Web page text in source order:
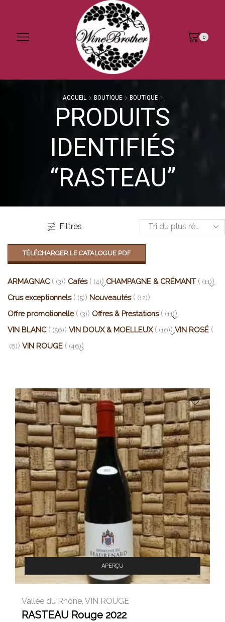
0
ACCUEIL BOUTIQUE BOUTIQUE
PRODUITS
IDENTIFIÉS
“RASTEAU”
Filtres
TÉLÉCHARGER LE CATALOGUE PDF
ARMAGNAC (3) Cafés (4) CHAMPAGNE & CRÉMANT (11)
Crus exceptionnels (5) Nouveautés (12)
Offre promotionelle (3) Offres & Prestations (11)
VIN BLANC (56) VIN DOUX & MOELLEUX (16) VIN ROSÉ
(8) VIN ROUGE (46)
APERÇU
Vallée du Rhône, VIN ROUGE
RASTEAU Rouge 2022